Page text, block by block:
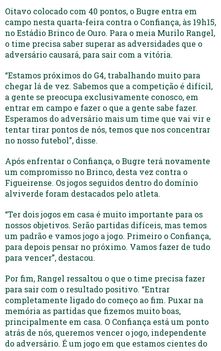
Oitavo colocado com 40 pontos, o Bugre entra em
campo nesta quarta-feira contra o Confiança, às 19h15,
no Estádio Brinco de Ouro. Para o meia Murilo Rangel,
o time precisa saber superar as adversidades que o
adversário causará, para sair com a vitória.
“Estamos próximos do G4, trabalhando muito para
chegar lá de vez. Sabemos que a competição é difícil,
a gente se preocupa exclusivamente conosco, em
entrar em campo e fazer o que a gente sabe fazer.
Esperamos do adversário mais um time que vai vir e
tentar tirar pontos de nós, temos que nos concentrar
no nosso futebol”, disse.
Após enfrentar o Confiança, o Bugre terá novamente
um compromisso no Brinco, desta vez contra o
Figueirense. Os jogos seguidos dentro do domínio
alviverde foram destacados pelo atleta.
“Ter dois jogos em casa é muito importante para os
nossos objetivos. Serão partidas difíceis, mas temos
um padrão e vamos jogo a jogo. Primeiro o Confiança,
para depois pensar no próximo. Vamos fazer de tudo
para vencer”, destacou.
Por fim, Rangel ressaltou o que o time precisa fazer
para sair com o resultado positivo. “Entrar
completamente ligado do começo ao fim. Puxar na
memória as partidas que fizemos muito boas,
principalmente em casa. O Confiança está um ponto
atrás de nós, queremos vencer o jogo, independente
do adversário. É um jogo em que estamos cientes do